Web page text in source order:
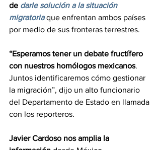
de darle solución a la situación
migratoria que enfrentan ambos países
por medio de sus fronteras terrestres.
“Esperamos tener un debate fructífero
con nuestros homólogos mexicanos.
Juntos identificaremos cómo gestionar
la migración”, dijo un alto funcionario
del Departamento de Estado en llamada
con los reporteros.
Javier Cardoso nos amplia la